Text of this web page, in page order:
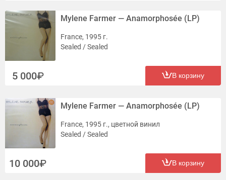
Mylene Farmer — Anamorphosée (LP)
France, 1995 г.
Sealed / Sealed
5 000 В корзину
Mylene Farmer — Anamorphosée (LP)
France, 1995 г., цветной винил
Sealed / Sealed
10 000 В корзину